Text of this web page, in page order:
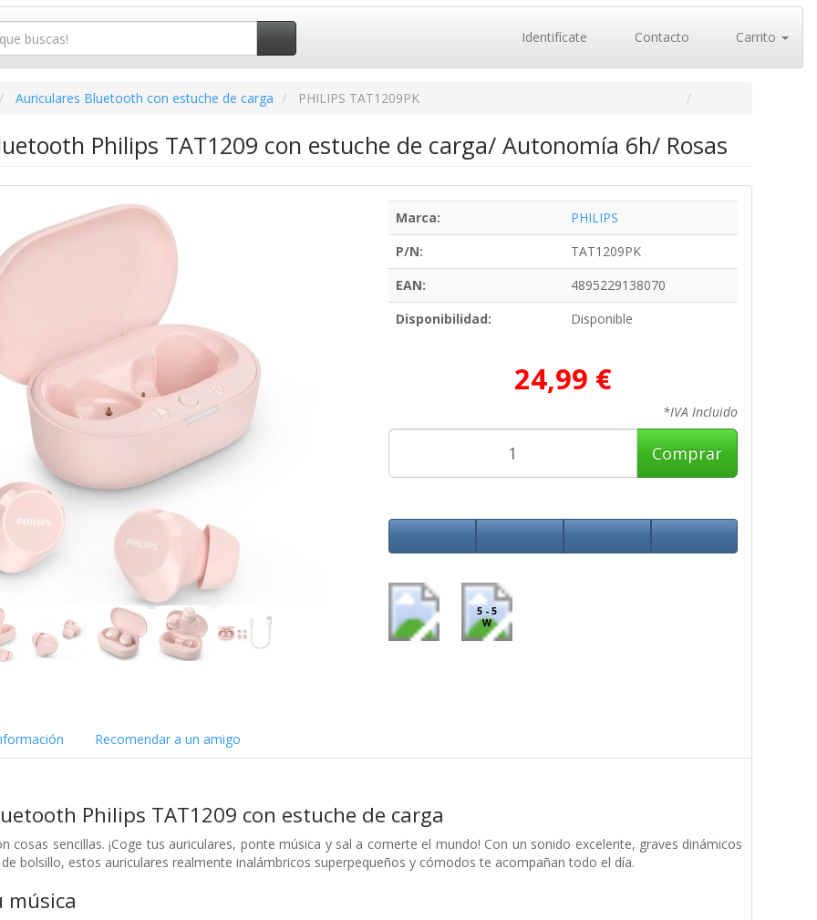
Identifícate Contacto Carrito
Auriculares Bluetooth con estuche de carga PHILIPS TAT1209PK
Philips TAT1209 con estuche de carga/ Autonomía 6h/ Rosas
Marca:
PHILIPS
P/N:
TAT1209PK
EAN:
4895229138070
Disponibilidad:
Disponible
24,99 €
*IVA Incluido
Comprar
5 - 5
W
Recomendar a un amigo
Philips TAT1209 con estuche de carga
cosas sencillas. ¡Coge tus auriculares, ponte música y sal a comerte el mundo! Con un sonido excelente, graves dinámicos
bolsillo, estos auriculares realmente inalámbricos superpequeños y cómodos te acompañan todo el día.